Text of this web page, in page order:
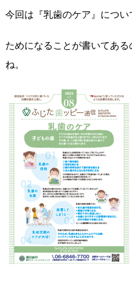
今回は『乳歯のケア』につい
ためになることが書いてあ
ね。